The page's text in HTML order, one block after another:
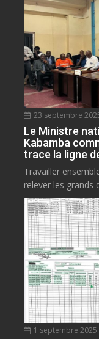
23 septembre
Le Ministre
Kabamba
trace la ligne
Travailler
relever les grands
1 septembre 2025